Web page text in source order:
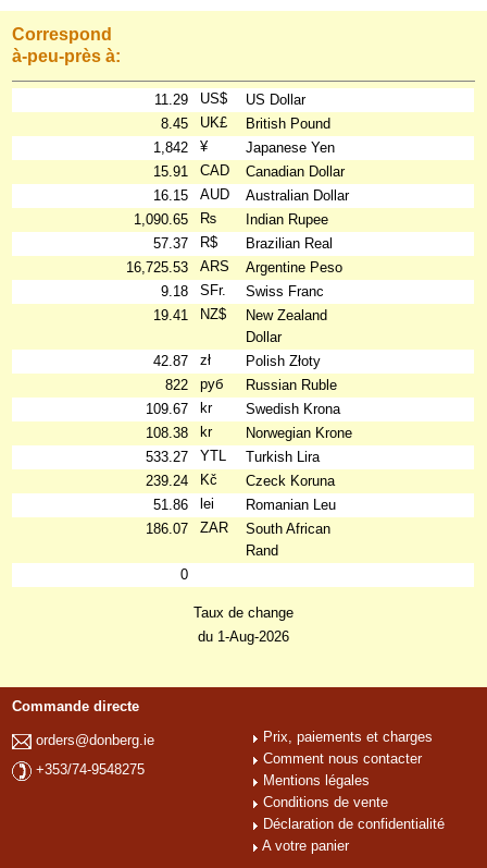
Correspond
à-peu-près à:
11.29 US$
US Dollar
8.45
UK£
British Pound
1,842
¥
Japanese Yen
15.91
CAD
Canadian Dollar
16.15
AUD
Australian Dollar
1,090.65
₨
Indian Rupee
57.37
R$
Brazilian Real
16,725.53
ARS
Argentine Peso
9.18
SFr.
Swiss Franc
19.41
NZ$
New Zealand
Dollar
42.87
zł
Polish Złoty
822
руб
Russian Ruble
109.67
kr
Swedish Krona
108.38
kr
Norwegian Krone
533.27
YTL
Turkish Lira
239.24
Kč
Czeck Koruna
51.86
lei
Romanian Leu
186.07
ZAR
South African
Rand
0
Taux de change
du 1-Aug-2026
Commande directe
orders@donberg.ie
+353/74-9548275
Prix, paiements et charges
Comment nous contacter
Mentions légales
Conditions de vente
Déclaration de confidentialité
A votre panier